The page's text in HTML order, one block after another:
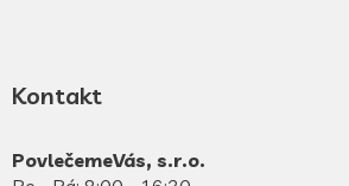
Kontakt
PovlečemeVás, s.r.o.